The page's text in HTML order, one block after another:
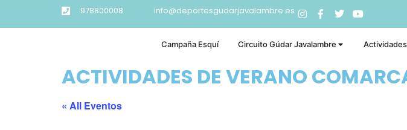
978800008 info@deportesgudarjavalambre.es
Campaña Esquí Circuito Gúdar Javalambre Actividades
ACTIVIDADES DE VERANO
« All Eventos